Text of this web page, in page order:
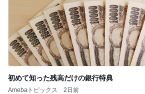
初めて知った残高だけの銀行特典
Amebaトピックス 2日前